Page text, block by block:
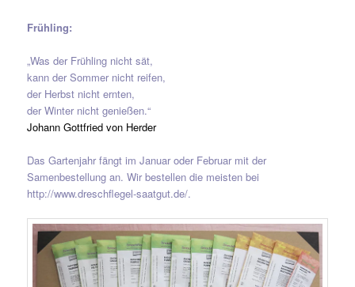
Frühling:
„Was der Frühling nicht sät,
kann der Sommer nicht reifen,
der Herbst nicht ernten,
der Winter nicht genießen.“
Johann Gottfried von Herder
Das Gartenjahr fängt im Januar oder Februar mit der
Samenbestellung an. Wir bestellen die meisten bei
http://www.dreschflegel-saatgut.de/.